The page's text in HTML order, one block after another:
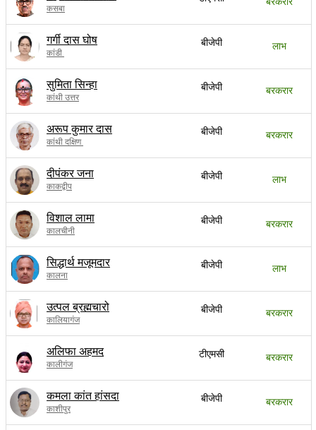
कसबा
गर्गी दास घोष
कांडी
बीजेपी लाभ
सुमिता सिन्हा
कांथी उत्तर
बीजेपी बरकरार
अरूप कुमार दास
कांथी दक्षिण
बीजेपी बरकरार
दीपंकर जना
काकद्वीप
बीजेपी लाभ
विशाल लामा
कालचीनी
बीजेपी बरकरार
सिद्धार्थ मजूमदार
कालना
बीजेपी लाभ
उत्पल ब्रह्मचारो
कालियागंज
बीजेपी बरकरार
अलिफा अहमद
कालीगंज
टीएमसी बरकरार
कमला कांत हांसदा
काशीपुर
बीजेपी बरकरार